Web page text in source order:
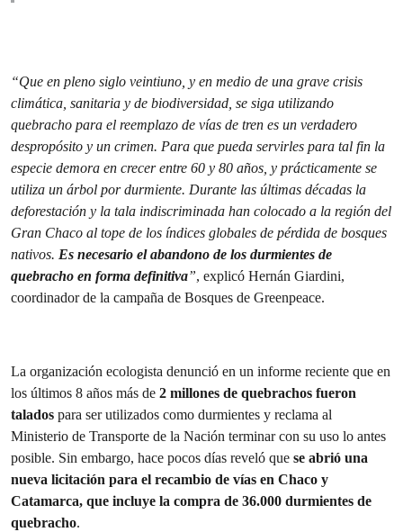
“Que en pleno siglo veintiuno, y en medio de una grave crisis
climática, sanitaria y de biodiversidad, se siga utilizando
quebracho para el reemplazo de vías de tren es un verdadero
despropósito y un crimen. Para que pueda servirles para tal fin la
especie demora en crecer entre 60 y 80 años, y prácticamente se
utiliza un árbol por durmiente. Durante las últimas décadas la
deforestación y la tala indiscriminada han colocado a la región del
Gran Chaco al tope de los índices globales de pérdida de bosques
nativos. Es necesario el abandono de los durmientes de
quebracho en forma definitiva”, explicó Hernán Giardini,
coordinador de la campaña de Bosques de Greenpeace.
La organización ecologista denunció en un informe reciente que en
los últimos 8 años más de 2 millones de quebrachos fueron
talados para ser utilizados como durmientes y reclama al
Ministerio de Transporte de la Nación terminar con su uso lo antes
posible. Sin embargo, hace pocos días reveló que se abrió una
nueva licitación para el recambio de vías en Chaco y
Catamarca, que incluye la compra de 36.000 durmientes de
quebracho.